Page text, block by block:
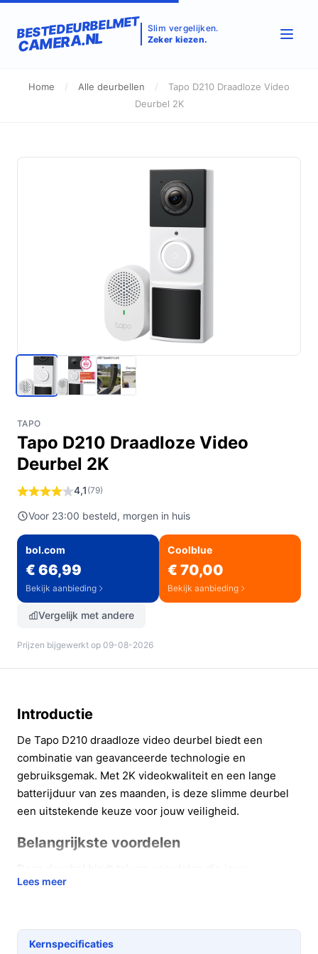
BESTEDEURBELMET
CAMERA.NL
Slim vergelijken.
Zeker kiezen.
Home / Alle deurbellen /
Tapo D210 Draadloze Video
Deurbel 2K
TAPO
Tapo D210 Draadloze Video
Deurbel 2K
4,1 (79)
Voor 23:00 besteld, morgen in huis
bol.com
€ 66,99
Bekijk aanbieding
Coolblue
€ 70,00
Bekijk aanbieding
Vergelijk met andere
Prijzen bijgewerkt op 09-08-2026
Introductie
De Tapo D210 draadloze video deurbel biedt een
combinatie van geavanceerde technologie en
gebruiksgemak. Met 2K videokwaliteit en een lange
batterijduur van zes maanden, is deze slimme deurbel
een uitstekende keuze voor jouw veiligheid.
Belangrijkste voordelen
beveiliging en gemak verbeteren:
beelden, waardoor je elk detail van jouw bezoekers
kunt zien.
Lees meer
Kernspecificaties